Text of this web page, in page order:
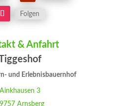
Folgen
& Anfahrt
Tiggeshof
und Erlebnisbauernhof
Ainkhausen 3
Arnsberg